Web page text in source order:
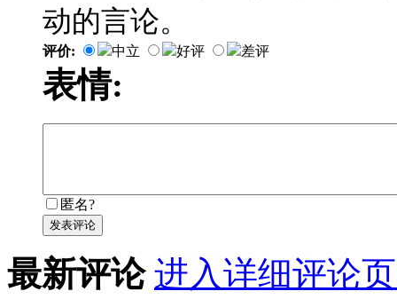
动的言论。
评价: 中立 好评 差评
表情:
匿名?
发表评论
最新评论 进入详细评论